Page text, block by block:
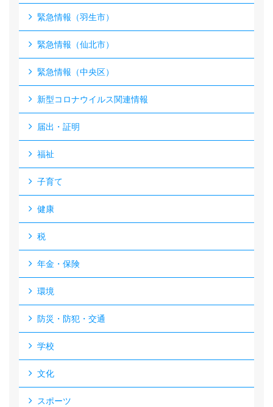
緊急情報（羽生市）
緊急情報（仙北市）
緊急情報（中央区）
新型コロナウイルス関連情報
届出・証明
福祉
子育て
健康
税
年金・保険
環境
防災・防犯・交通
学校
文化
スポーツ